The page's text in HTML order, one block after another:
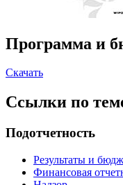
Программа и
Скачать
Ссылки по
Подотчетность
Результаты и
Финансовая